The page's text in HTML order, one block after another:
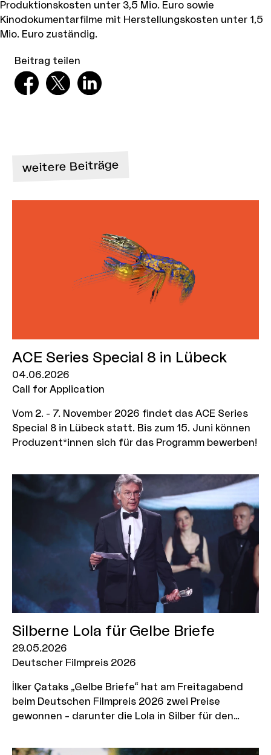
Produktionskosten unter 3,5 Mio. Euro sowie
Kinodokumentarfilme mit Herstellungskosten unter 1,5
Mio. Euro zuständig.
Beitrag teilen
weitere Beiträge
ACE Series Special 8 in Lübeck
04.06.2026
Call for Application
Vom 2. - 7. November 2026 findet das ACE Series
Special 8 in Lübeck statt. Bis zum 15. Juni können
Produzent*innen sich für das Programm bewerben!
Silberne Lola für Gelbe Briefe
29.05.2026
Deutscher Filmpreis 2026
İlker Çataks „Gelbe Briefe“ hat am Freitagabend
beim Deutschen Filmpreis 2026 zwei Preise
gewonnen – darunter die Lola in Silber für den